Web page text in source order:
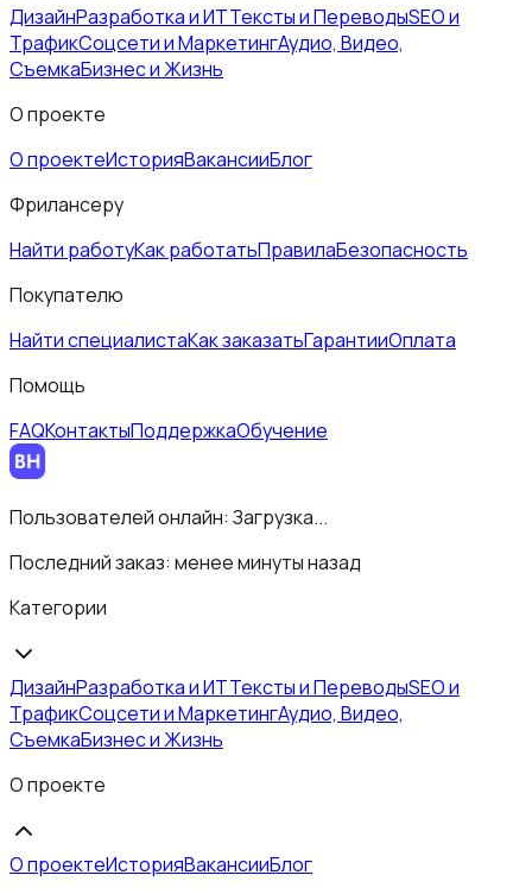
ДизайнРазработка и ИТТексты и ПереводыSEO и
ТрафикСоцсети и МаркетингАудио, Видео,
СъемкаБизнес и Жизнь
О проекте
О проектеИсторияВакансииБлог
Фрилансеру
Найти работуКак работатьПравилаБезопасность
Покупателю
Найти специалистаКак заказатьГарантииОплата
Помощь
FAQКонтактыПоддержкаОбучение
Пользователей онлайн: Загрузка...
Последний заказ: менее минуты назад
Категории
ДизайнРазработка и ИТТексты и ПереводыSEO и
ТрафикСоцсети и МаркетингАудио, Видео,
СъемкаБизнес и Жизнь
О проекте
О проектеИсторияВакансииБлог